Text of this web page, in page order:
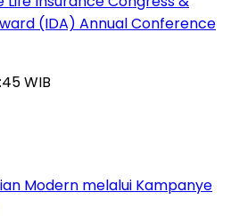
(IDA) Annual Conference
WIB
Modern melalui Kampanye